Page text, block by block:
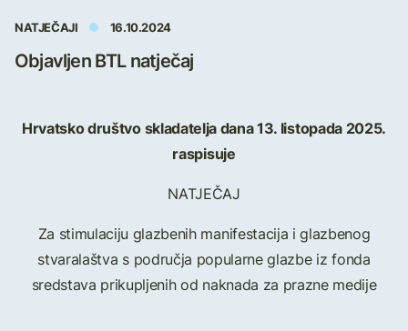
NATJEČAJI 16.10.2024
Objavljen BTL natječaj
Hrvatsko društvo skladatelja dana 13. listopada 2025.
raspisuje
NATJEČAJ
Za stimulaciju glazbenih manifestacija i glazbenog
stvaralaštva s područja popularne glazbe iz fonda
sredstava prikupljenih od naknada za prazne medije